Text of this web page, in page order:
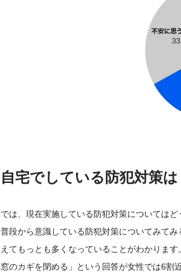
自宅でしている防犯対策は
では、現在実施している防犯対策についてはど
普段から意識している防犯対策についてみて
えてもっとも多くなっていることがわかりま
窓のカギを閉める」という回答が女性では6割